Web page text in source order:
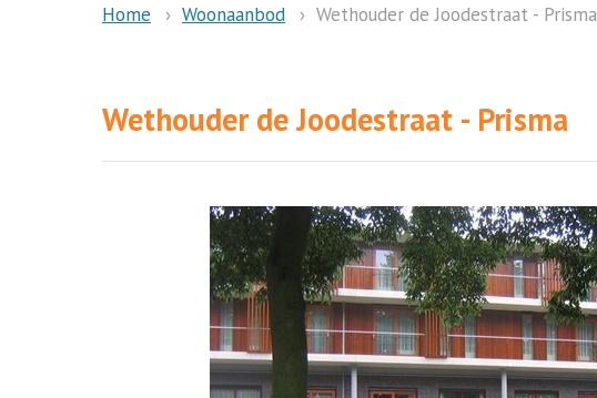
Home Woonaanbod Wethouder de Joodestraat - Prisma
Wethouder de Joodestraat - Prisma